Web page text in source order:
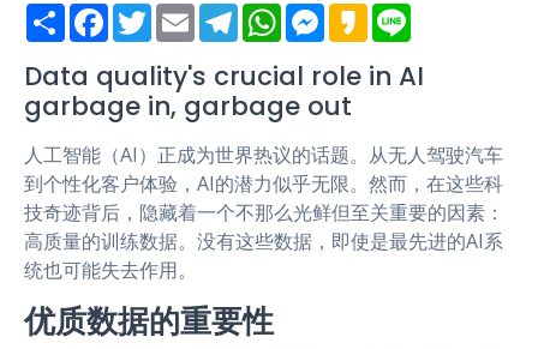
S
h
r
e
F
a
e
b
o
o
k
T
w
t
t
e
E
m
i
l
T
e
e
g
r
m
W
h
t
s
A
p
p
M
e
s
e
n
e
r
K
a
a
o
e
Data quality's crucial role in AI
garbage in, garbage out
人工智能（AI）正成为世界热议的话题。从无人驾驶汽车
到个性化客户体验，AI的潜力似乎无限。然而，在这些科
技奇迹背后，隐藏着一个不那么光鲜但至关重要的因素：
高质量的训练数据。没有这些数据，即使是最先进的AI系
统也可能失去作用。
优质数据的重要性